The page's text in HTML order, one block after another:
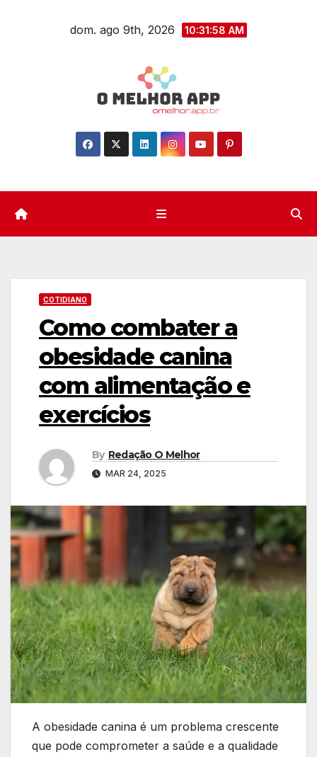
dom. ago 9th, 2026 10:31:59 AM
COTIDIANO
Como combater a
obesidade canina
com alimentação e
exercícios
By Redação O Melhor
MAR 24, 2025
A obesidade canina é um problema crescente
que pode comprometer a saúde e a qualidade